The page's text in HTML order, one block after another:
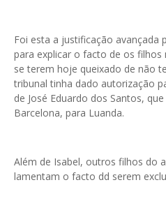
Foi esta a justificação avançada
para explicar o facto de os filhos
se terem hoje queixado de não
tribunal tinha dado autorização
de José Eduardo dos Santos,
Barcelona, para Luanda.
Além de Isabel, outros filhos do
lamentam o facto dd serem